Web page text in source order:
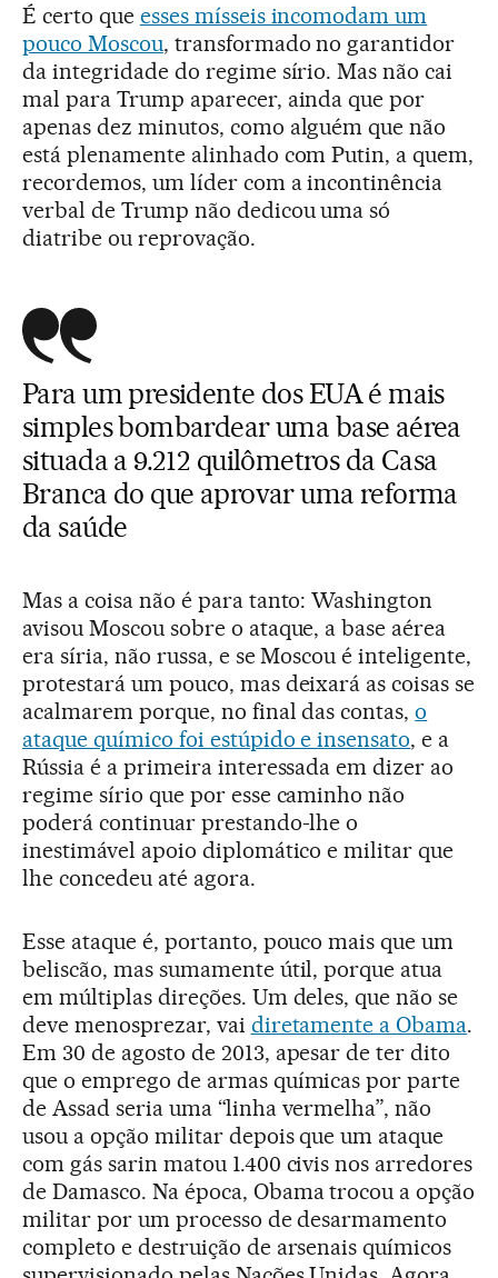
É certo que esses mísseis incomodam um
pouco Moscou, transformado no garantidor
da integridade do regime sírio. Mas não cai
mal para Trump aparecer, ainda que por
apenas dez minutos, como alguém que não
está plenamente alinhado com Putin, a quem,
recordemos, um líder com a incontinência
verbal de Trump não dedicou uma só
diatribe ou reprovação.
Para um presidente dos EUA é mais
simples bombardear uma base aérea
situada a 9.212 quilômetros da Casa
Branca do que aprovar uma reforma
da saúde
Mas a coisa não é para tanto: Washington
avisou Moscou sobre o ataque, a base aérea
era síria, não russa, e se Moscou é inteligente,
protestará um pouco, mas deixará as coisas se
acalmarem porque, no final das contas,o
ataque químico foi estúpido e insensato, e a
Rússia é a primeira interessada em dizer ao
regime sírio que por esse caminho não
poderá continuar prestando-lhe o
inestimável apoio diplomático e militar que
lhe concedeu até agora.
Esse ataque é, portanto, pouco mais que um
beliscão, mas sumamente útil, porque atua
em múltiplas direções. Um deles, que não se
deve menosprezar, vai diretamente a Obama.
Em 30 de agosto de 2013, apesar de ter dito
que o emprego de armas químicas por parte
de Assad seria uma “linha vermelha”, não
usou a opção militar depois que um ataque
com gás sarin matou 1.400 civis nos arredores
de Damasco. Na época, Obama trocou a opção
militar por um processo de desarmamento
completo e destruição de arsenais químicos